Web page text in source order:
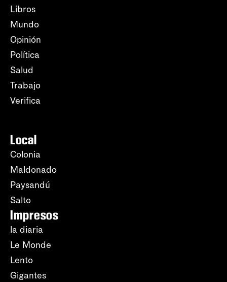
Libros
Mundo
Opinión
Política
Salud
Trabajo
Verifica
Local
Colonia
Maldonado
Paysandú
Salto
Impresos
la diaria
Le Monde
Lento
Gigantes